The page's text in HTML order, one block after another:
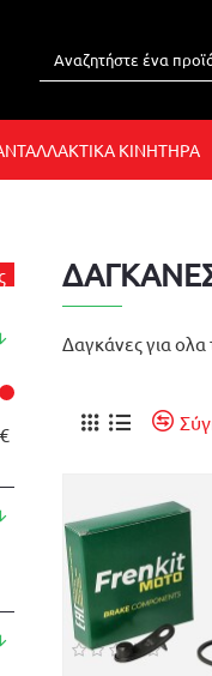
ΚΙΝΗΤΗΡΑ
€
Δαγκάνες για ολα